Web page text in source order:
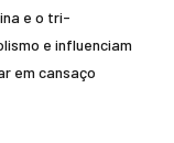
e o tri-
e influenciam
em cansaço